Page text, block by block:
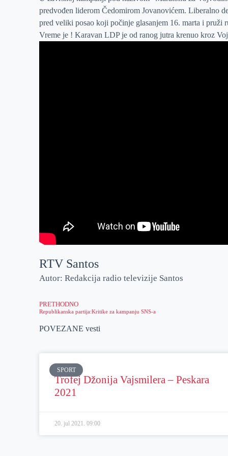
r
n
A
p
p
i
l
predvođen liderom Čedomirom Jovanovićem. Liberalno
pred veliki posao koji počinje glasanjem 16. marta i pruži
Vreme je ! Karavan LDP je od ranog jutra krenuo kroz
RTV Santos
Autor: Redakcija radio televizije Santos
PRETHODNO
Republikanska partija:Kritike za kampanju SNS-a
POVEZANE vesti
SPORT
Trofej Džonija Vajsmilera – Peskara
2021
20. jul 2021.09:00